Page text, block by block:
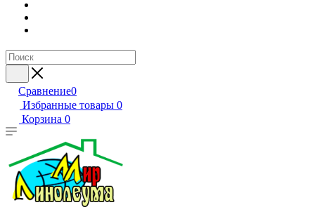
Сравнение0
Избранные товары 0
Корзина 0